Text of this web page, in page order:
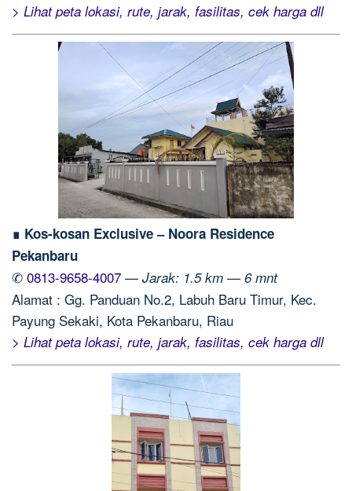
> Lihat peta lokasi, rute, jarak, fasilitas, cek harga dll
∎ Kos-kosan Exclusive – Noora Residence
Pekanbaru
✆ 0813-9658-4007 — Jarak: 1.5 km — 6 mnt
Alamat : Gg. Panduan No.2, Labuh Baru Timur, Kec.
Payung Sekaki, Kota Pekanbaru, Riau
> Lihat peta lokasi, rute, jarak, fasilitas, cek harga dll